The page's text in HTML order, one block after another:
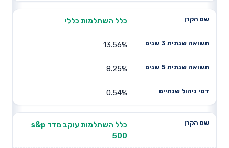
כלל השתלמות כללי
13.56%
8.25%
0.54%
כלל השתלמות עוקב מדד s&p
500